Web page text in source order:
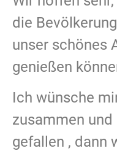
die
unser schönes
genießen
Ich wünsche
zusammen
gefallen , dann